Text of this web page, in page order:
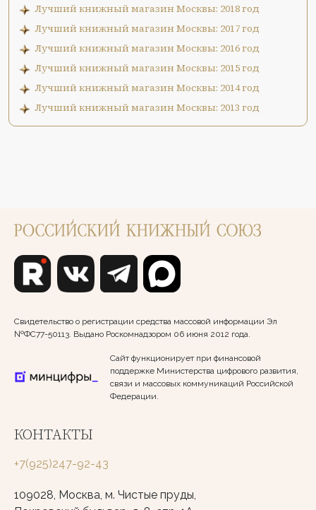
Лучший книжный магазин Москвы: 2018 год
Лучший книжный магазин Москвы: 2017 год
Лучший книжный магазин Москвы: 2016 год
Лучший книжный магазин Москвы: 2015 год
Лучший книжный магазин Москвы: 2014 год
Лучший книжный магазин Москвы: 2013 год
Свидетельство о регистрации средства массовой информации Эл
№ФС77-50113. Выдано Роскомнадзором 06 июня 2012 года.
Сайт функционирует при финансовой
поддержке Министерства цифрового развития,
связи и массовых коммуникаций Российской
Федерации.
КОНТАКТЫ
+7(925)247-92-43
109028, Москва, м. Чистые пруды,